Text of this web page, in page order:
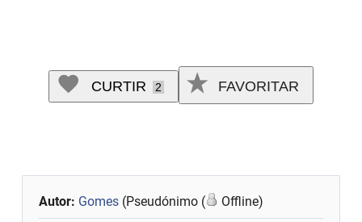
CURTIR 2 FAVORITAR
Autor: Gomes (Pseudónimo ( Offline)